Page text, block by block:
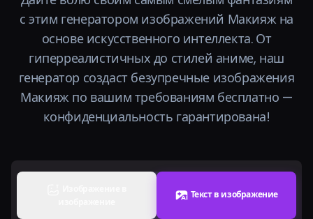
Войти
с этим генератором изображений Макияж на
основе искусственного интеллекта. От
гиперреалистичных до стилей аниме, наш
генератор создаст безупречные изображения
Макияж по вашим требованиям бесплатно —
конфиденциальность гарантирована!
Текст в изображение